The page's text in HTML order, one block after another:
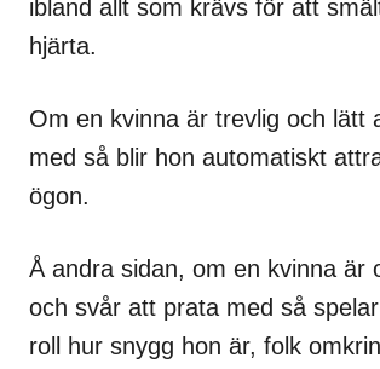
ibland allt som krävs för att
hjärta.
Om en kvinna är trevlig och lätt
med så blir hon automatiskt
ögon.
Å andra sidan, om en kvinna är
och svår att prata med så
roll hur snygg hon är, folk